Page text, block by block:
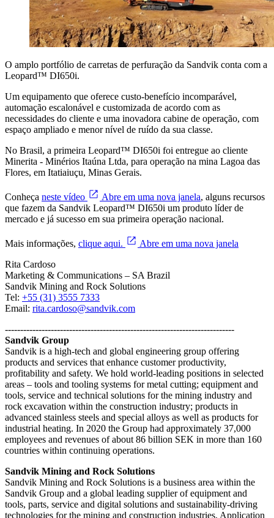
O amplo portfólio de carretas de perfuração da Sandvik conta com a
Leopard™ DI650i.
Um equipamento que oferece custo-benefício incomparável,
automação escalonável e customizada de acordo com as
necessidades do cliente e uma inovadora cabine de operação, com
espaço ampliado e menor nível de ruído da sua classe.
No Brasil, a primeira Leopard™ DI650i foi entregue ao cliente
Minerita - Minérios Itaúna Ltda, para operação na mina Lagoa das
Flores, em Itatiaiuçu, Minas Gerais.
Conheça neste vídeo Abre em uma nova janela, alguns recursos
que fazem da Sandvik Leopard™ DI650i um produto líder de
mercado e já sucesso em sua primeira operação nacional.
Mais informações, clique aqui.
Abre em uma nova janela
Rita Cardoso
Marketing & Communications – SA Brazil
Sandvik Mining and Rock Solutions
Tel: +55 (31) 3555 7333
Email: rita.cardoso@sandvik.com
---------------------------------------------------------------------------
Sandvik Group
Sandvik is a high-tech and global engineering group offering
products and services that enhance customer productivity,
profitability and safety. We hold world-leading positions in selected
areas – tools and tooling systems for metal cutting; equipment and
tools, service and technical solutions for the mining industry and
rock excavation within the construction industry; products in
advanced stainless steels and special alloys as well as products for
industrial heating. In 2020 the Group had approximately 37,000
employees and revenues of about 86 billion SEK in more than 160
countries within continuing operations.
Sandvik Mining and Rock Solutions
Sandvik Mining and Rock Solutions is a business area within the
Sandvik Group and a global leading supplier of equipment and
tools, parts, service and digital solutions and sustainability-driving
technologies for the mining and construction industries. Application